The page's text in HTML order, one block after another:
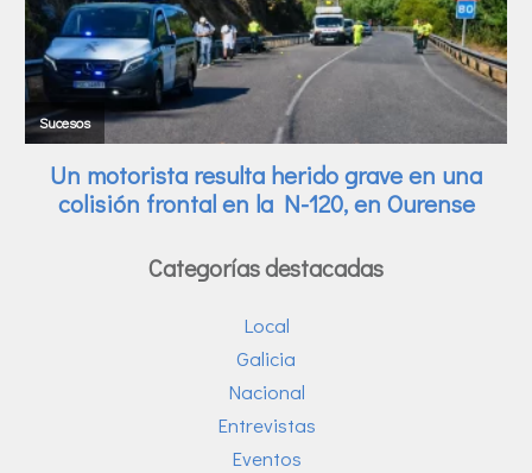
Categorías destacadas
Local
Galicia
Nacional
Entrevistas
Eventos